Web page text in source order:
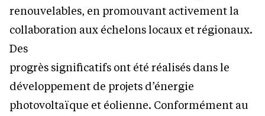
renouvelables, en promouvant activement la
collaboration aux échelons locaux et régionaux.
Des
progrès significatifs ont été réalisés dans le
développement de projets d’énergie
photovoltaïque et éolienne. Conformément au